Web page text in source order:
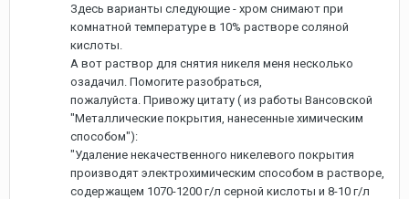
Здесь варианты следующие - хром снимают при
комнатной температуре в 10% растворе соляной
кислоты.
А вот раствор для снятия никеля меня несколько
озадачил. Помогите разобраться,
пожалуйста. Привожу цитату ( из работы Вансовской
"Металлические покрытия, нанесенные химическим
способом"):
"Удаление некачественного никелевого покрытия
производят электрохимическим способом в растворе,
содержащем 1070-1200 г/л серной кислоты и 8-10 г/л